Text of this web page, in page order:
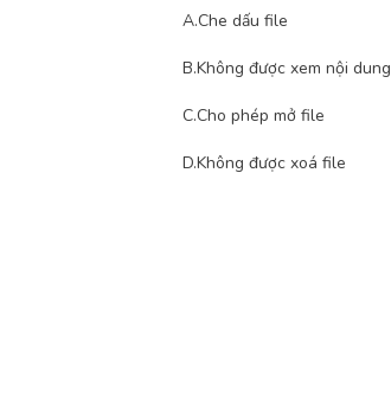
A.Che dấu file
B.Không được xem nội
C.Cho phép mở file
D.Không được xoá file
Thuộc tính Hidden của file có nghĩa là file đó